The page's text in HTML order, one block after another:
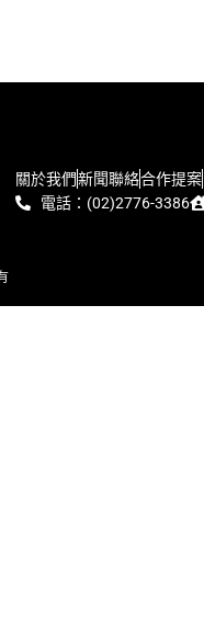
關於我們新聞聯絡合作提案
電話：(02)2776-3386